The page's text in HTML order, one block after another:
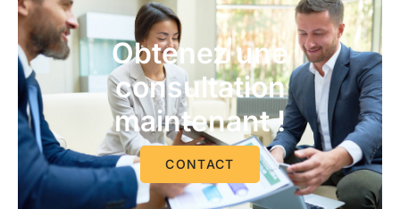
Obtenez une
consultation
maintenant !
CONTACT